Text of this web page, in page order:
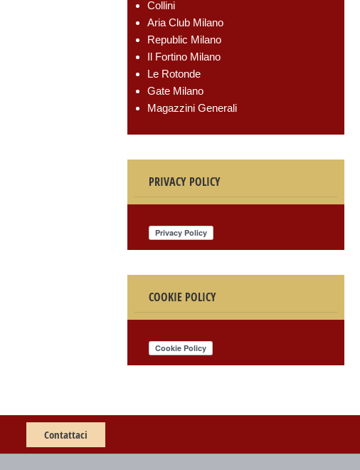
Collini
Aria Club Milano
Republic Milano
Il Fortino Milano
Le Rotonde
Gate Milano
Magazzini Generali
PRIVACY POLICY
COOKIE POLICY
Contattaci